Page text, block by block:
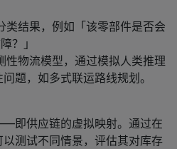
类结果，例如「该零部件是否会
？」
性物流模型，通过模拟人类推理
题，如多式联运路线规划。
即供应链的虚拟映射。通过在
测试不同情景，评估其对库存